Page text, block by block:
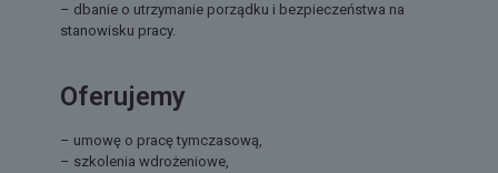
– dbanie o utrzymanie porządku i bezpieczeństwa na
stanowisku pracy.
Oferujemy
– umowę o pracę tymczasową,
– szkolenia wdrożeniowe,